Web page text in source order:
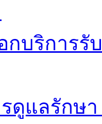
กบริการรั
ดูแลรักษา